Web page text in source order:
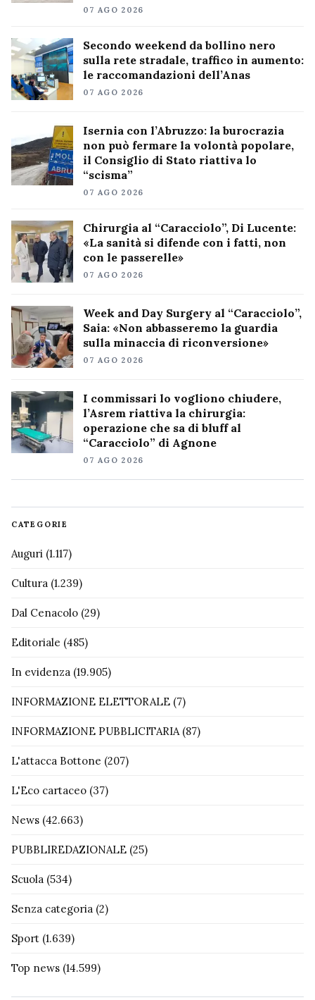
07 AGO 2026
Secondo weekend da bollino nero
sulla rete stradale, traffico in aumento:
le raccomandazioni dell’Anas
07 AGO 2026
Isernia con l’Abruzzo: la burocrazia
non può fermare la volontà popolare,
il Consiglio di Stato riattiva lo
“scisma”
07 AGO 2026
Chirurgia al “Caracciolo”, Di Lucente:
«La sanità si difende con i fatti, non
con le passerelle»
07 AGO 2026
Week and Day Surgery al “Caracciolo”,
Saia: «Non abbasseremo la guardia
sulla minaccia di riconversione»
07 AGO 2026
I commissari lo vogliono chiudere,
l’Asrem riattiva la chirurgia:
operazione che sa di bluff al
“Caracciolo” di Agnone
07 AGO 2026
CATEGORIE
Auguri (1.117)
Cultura (1.239)
Dal Cenacolo (29)
Editoriale (485)
In evidenza (19.905)
INFORMAZIONE ELETTORALE (7)
INFORMAZIONE PUBBLICITARIA(87)
L'attacca Bottone (207)
L'Eco cartaceo (37)
News (42.663)
PUBBLIREDAZIONALE (25)
Scuola (534)
Senza categoria (2)
Sport (1.639)
Top news (14.599)